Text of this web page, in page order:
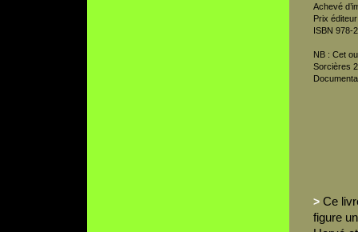
Achevé
Prix
ISBN 978-
NB : Cet
Sorcières
>Ce
figure